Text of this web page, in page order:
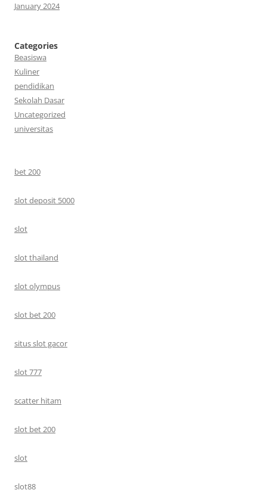
January 2024
Categories
Beasiswa
Kuliner
pendidikan
Sekolah Dasar
Uncategorized
universitas
bet 200
slot deposit 5000
slot
slot thailand
slot olympus
slot bet 200
situs slot gacor
slot 777
scatter hitam
slot bet 200
slot
slot88